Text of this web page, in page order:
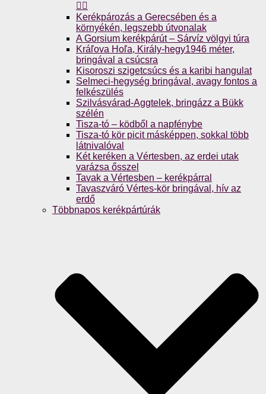
🚴‍♀️
Kerékpározás a Gerecsében és a
környékén, legszebb útvonalak
A Gorsium kerékpárút – Sárvíz völgyi túra
Kráľova Hoľa, Király-hegy1946 méter,
bringával a csúcsra
Kisoroszi szigetcsúcs és a karibi hangulat
Selmeci-hegység bringával, avagy fontos a
felkészülés
Szilvásvárad-Aggtelek, bringázz a Bükk
szélén
Tisza-tó – ködből a napfénybe
Tisza-tó kör picit másképpen, sokkal több
látnivalóval
Két keréken a Vértesben, az erdei utak
varázsa ősszel
Tavak a Vértesben – kerékpárral
Tavaszváró Vértes-kör bringával, hív az
erdő
Többnapos kerékpártúrák